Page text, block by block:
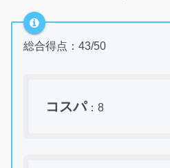
総合得点：43/50
コスパ ：8